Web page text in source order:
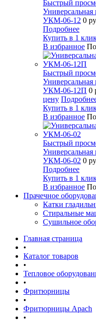
Быстрый
УКМ-06-12 0
Подробнее
Купить в 1
В избранное
Быстрый
УКМ-06-12П 0
цену
Купить в 1
В избранное
Быстрый
УКМ-06-02 0
Подробнее
Купить в 1
В избранное
Прачечное
Катки
Стиральные
Сушильное
Главная страница
•
Каталог товаров
•
Тепловое
•
Фритюрницы
•
Фритюрницы Apach
•